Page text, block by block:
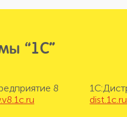
“1С”
8
dist.1c.ru